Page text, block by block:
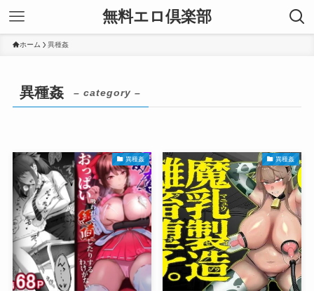
無料エロ倶楽部
ホーム 異種姦
異種姦 – category –
異種姦 異種姦